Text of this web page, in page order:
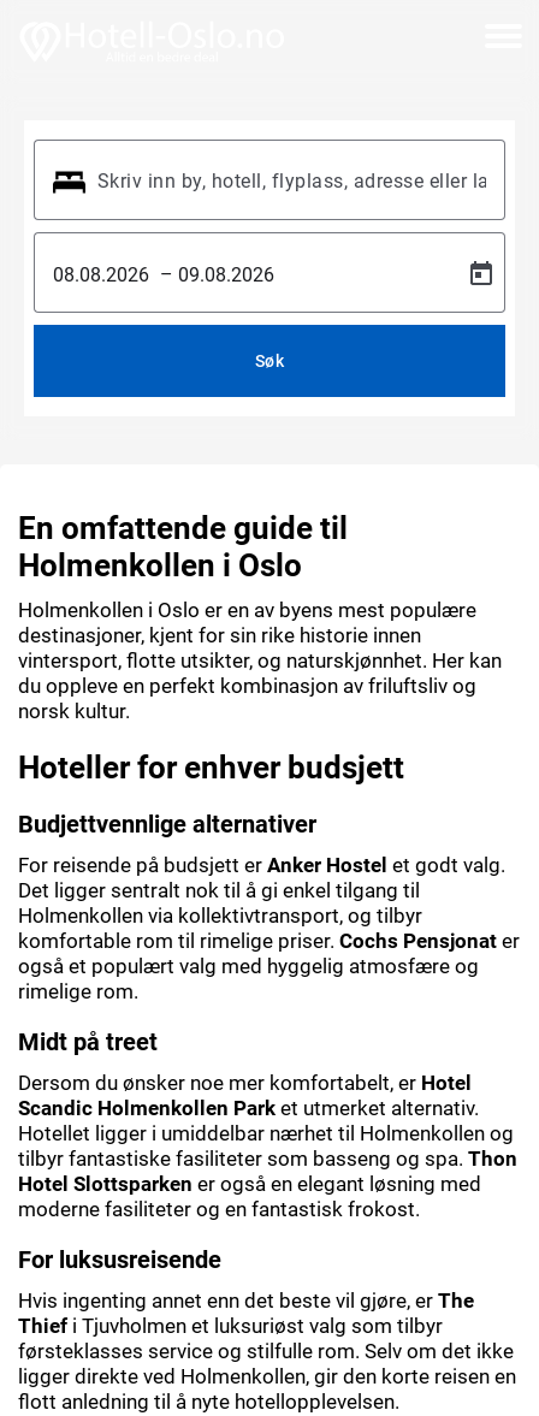
–
Søk
En omfattende guide til
Holmenkollen i Oslo
Holmenkollen i Oslo er en av byens mest populære
destinasjoner, kjent for sin rike historie innen
vintersport, flotte utsikter, og naturskjønnhet. Her kan
du oppleve en perfekt kombinasjon av friluftsliv og
norsk kultur.
Hoteller for enhver budsjett
Budjettvennlige alternativer
For reisende på budsjett er Anker Hostel et godt valg.
Det ligger sentralt nok til å gi enkel tilgang til
Holmenkollen via kollektivtransport, og tilbyr
komfortable rom til rimelige priser. Cochs Pensjonat er
også et populært valg med hyggelig atmosfære og
rimelige rom.
Midt på treet
Dersom du ønsker noe mer komfortabelt, er Hotel
Scandic Holmenkollen Park et utmerket alternativ.
Hotellet ligger i umiddelbar nærhet til Holmenkollen og
tilbyr fantastiske fasiliteter som basseng og spa. Thon
Hotel Slottsparken er også en elegant løsning med
moderne fasiliteter og en fantastisk frokost.
For luksusreisende
Hvis ingenting annet enn det beste vil gjøre, er The
Thief i Tjuvholmen et luksuriøst valg som tilbyr
førsteklasses service og stilfulle rom. Selv om det ikke
ligger direkte ved Holmenkollen, gir den korte reisen en
flott anledning til å nyte hotellopplevelsen.